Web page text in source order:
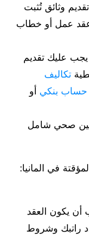
وثائق تُثبت
عقد عمل أو خطاب
عليك تقديم
تكاليف
حساب بنكي أو
صحي شامل
في المانيا:
يكون العقد
راتبك وشروط